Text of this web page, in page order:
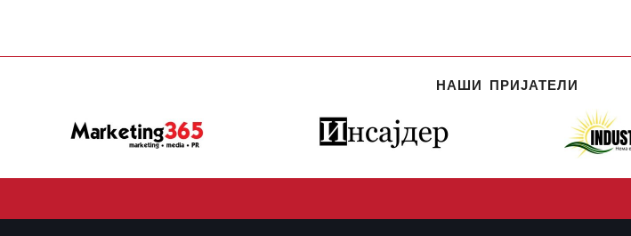
НАШИ ПРИЈАТЕЛИ